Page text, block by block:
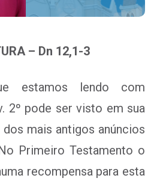
– Dn 12,1-3
estamos lendo com
2º pode ser visto em sua
mais antigos anúncios
Primeiro Testamento o
recompensa para esta